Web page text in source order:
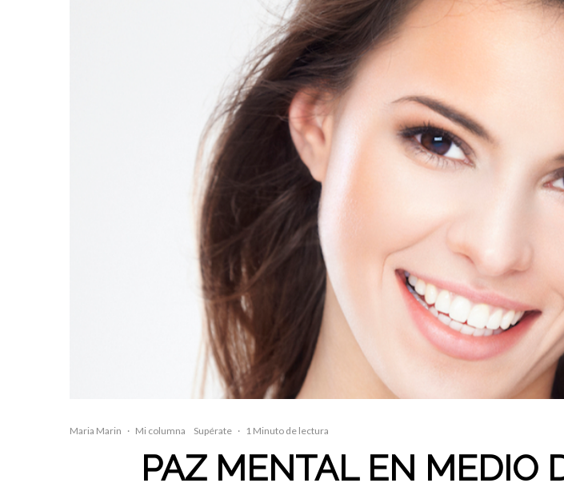
Maria Marin · Mi columna Supérate · 1 Minuto de lectura
PAZ MENTAL EN MEDIO